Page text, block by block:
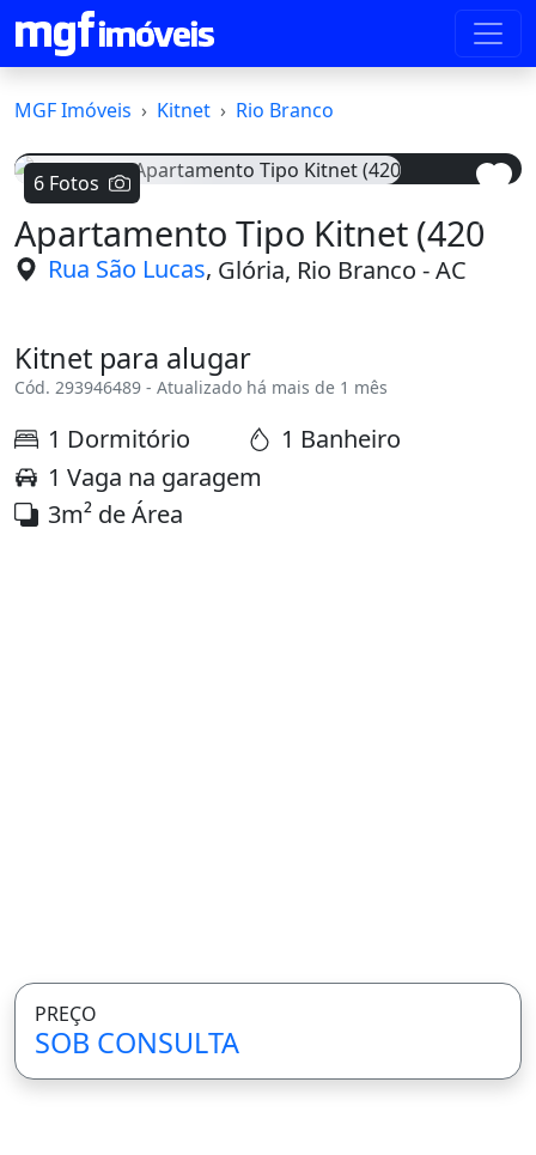
MGF Imóveis Kitnet Rio Branco
6 Fotos
Voltar
Apartamento Tipo Kitnet (420
Rua São Lucas, Glória, Rio Branco - AC
Kitnet para alugar
Cód. 293946489 - Atualizado há mais de 1 mês
1 Dormitório
1 Banheiro
1 Vaga na garagem
3m² de Área
PREÇO
SOB CONSULTA